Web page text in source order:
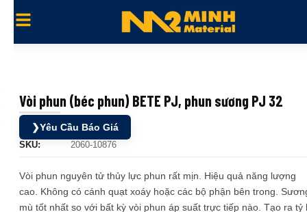
Vòi phun (béc phun) BETE PJ, phun sương PJ 32
❯Yêu Cầu Báo Giá
SKU: 2060-10876
Vòi phun nguyên tử thủy lực phun rất mịn. Hiệu quả năng lượng
cao. Không có cánh quạt xoáy hoặc các bộ phận bên trong.
mù tốt nhất so với bất kỳ vòi phun áp suất trực tiếp nào. Tạo ra tỷ